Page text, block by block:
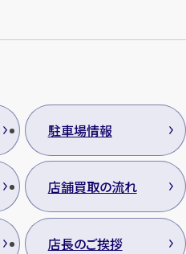
駐車場情報
店舗買取の流れ
店長のご挨拶